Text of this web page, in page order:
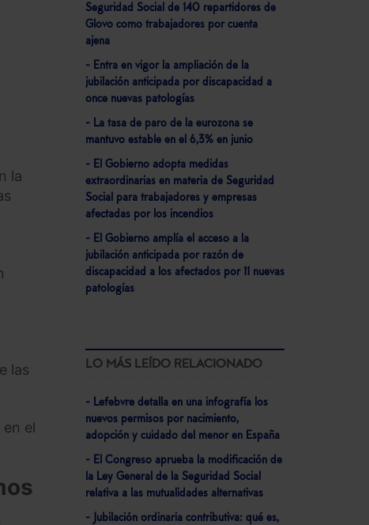
la
las
el
Seguridad Social de 140 repartidores de
Glovo como trabajadores por cuenta
ajena
- Entra en vigor la ampliación de la
jubilación anticipada por discapacidad a
once nuevas patologías
- La tasa de paro de la eurozona se
mantuvo estable en el 6,3% en junio
- El Gobierno adopta medidas
extraordinarias en materia de Seguridad
Social para trabajadores y empresas
afectadas por los incendios
- El Gobierno amplía el acceso a la
jubilación anticipada por razón de
discapacidad a los afectados por 11 nuevas
patologías
LO MÁS LEÍDO RELACIONADO
- Lefebvre detalla en una infografía los
nuevos permisos por nacimiento,
adopción y cuidado del menor en España
- El Congreso aprueba la modificación de
la Ley General de la Seguridad Social
relativa a las mutualidades alternativas
- Jubilación ordinaria contributiva: qué es,